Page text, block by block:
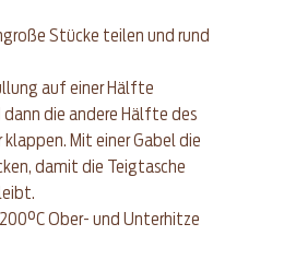
Stücke teilen und rund
auf einer Hälfte
die andere Hälfte des
klappen. Mit einer Gabel die
damit die Teigtasche
Ober- und Unterhitze